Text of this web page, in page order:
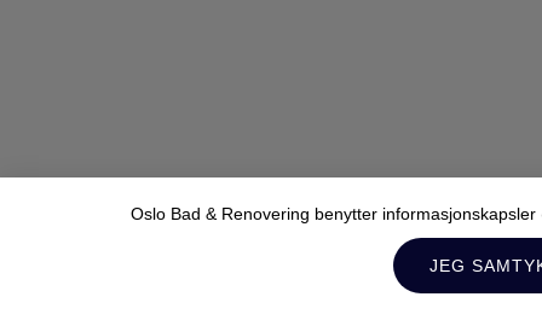
Oslo Bad & Renovering benytter
JEG